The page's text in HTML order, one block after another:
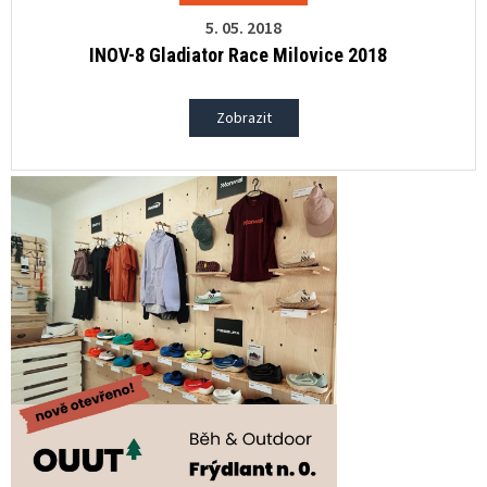
5. 05. 2018
INOV-8 Gladiator Race Milovice 2018
Zobrazit